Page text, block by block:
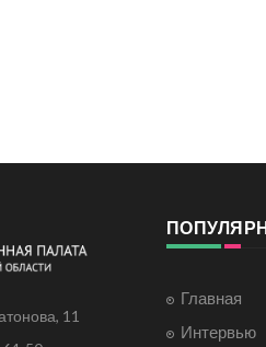
11
Главная
Интервью